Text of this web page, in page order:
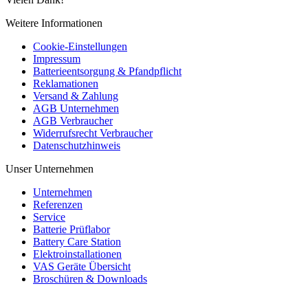
Weitere Informationen
Cookie-Einstellungen
Impressum
Batterieentsorgung & Pfandpflicht
Reklamationen
Versand & Zahlung
AGB Unternehmen
AGB Verbraucher
Widerrufsrecht Verbraucher
Datenschutzhinweis
Unser Unternehmen
Unternehmen
Referenzen
Service
Batterie Prüflabor
Battery Care Station
Elektroinstallationen
VAS Geräte Übersicht
Broschüren & Downloads